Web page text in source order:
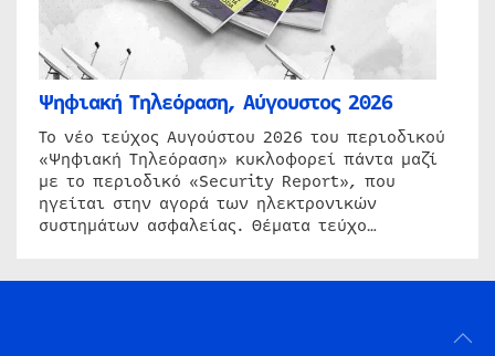
Ψηφιακή Τηλεόραση, Αύγουστος 2026
Το νέο τεύχος Αυγούστου 2026 του περιοδικού
«Ψηφιακή Τηλεόραση» κυκλοφορεί πάντα μαζί
με το περιοδικό «Security Report», που
ηγείται στην αγορά των ηλεκτρονικών
συστημάτων ασφαλείας. Θέματα τεύχο…